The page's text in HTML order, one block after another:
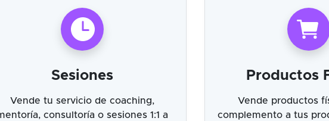
Sesiones
Vende tu servicio de coaching,
consultoría o sesiones 1:1 a
Productos
Vende productos
complemento a tus